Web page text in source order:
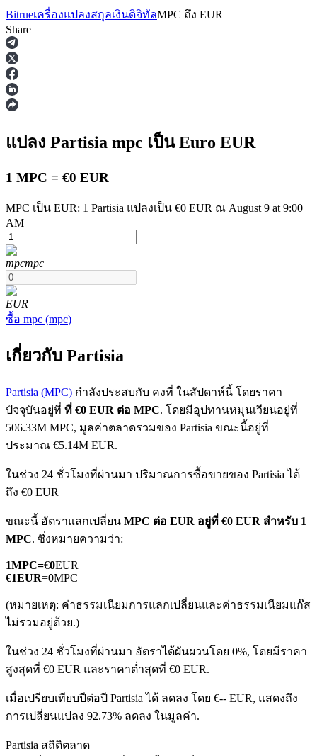
ฟิวเจอร์ส
ฟิวเจอร์สที่ใช้ USDT เป็นหลักประกัน
ฟิวเจอร์ส COIN-M
TradFi
อนุพันธ์ของหุ้น ฟอเร็กซ์ โลหะมีค่า และสินค้าโภคภัณฑ์
ฟิวเจอร์ส USDC
ฟิวเจอร์สที่ใช้ USDC เป็นหลักประกัน
Bitrueเครื่องแปลงสกุลเงินดิจิทัลMPC ถึง EUR
Share
แปลง Partisia mpc เป็น Euro EUR
1 MPC = €0 EUR
MPC เป็น EUR: 1 Partisia แปลงเป็น €0 EUR ณ August 9 at 9:00
AM
mpcmpc
EUR
ซื้อ mpc (mpc)
เกี่ยวกับ Partisia
Partisia (MPC) กำลังประสบกับ คงที่ ในสัปดาห์นี้ โดยราคา
ปัจจุบันอยู่ที่ ที่ €0 EUR ต่อ MPC. โดยมีอุปทานหมุนเวียนอยู่ที่
506.33M MPC, มูลค่าตลาดรวมของ Partisia ขณะนี้อยู่ที่
ประมาณ €5.14M EUR.
ในช่วง 24 ชั่วโมงที่ผ่านมา ปริมาณการซื้อขายของ Partisia ได้
ถึง €0 EUR
ขณะนี้ อัตราแลกเปลี่ยน MPC ต่อ EUR อยู่ที่ €0 EUR สำหรับ 1
MPC. ซึ่งหมายความว่า:
1MPC=€0EUR
€1EUR=0MPC
(หมายเหตุ: ค่าธรรมเนียมการแลกเปลี่ยนและค่าธรรมเนียมแก๊ส
ไม่รวมอยู่ด้วย.)
ในช่วง 24 ชั่วโมงที่ผ่านมา อัตราได้ผันผวนโดย 0%, โดยมีราคา
สูงสุดที่ €0 EUR และราคาต่ำสุดที่ €0 EUR.
เมื่อเปรียบเทียบปีต่อปี Partisia ได้ ลดลง โดย €-- EUR, แสดงถึง
การเปลี่ยนแปลง 92.73% ลดลง ในมูลค่า.
Partisia สถิติตลาด